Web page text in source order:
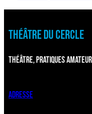
THÉÂTRE DU CERCLE
THÉÂTRE, PRATIQUES
ADRESSE